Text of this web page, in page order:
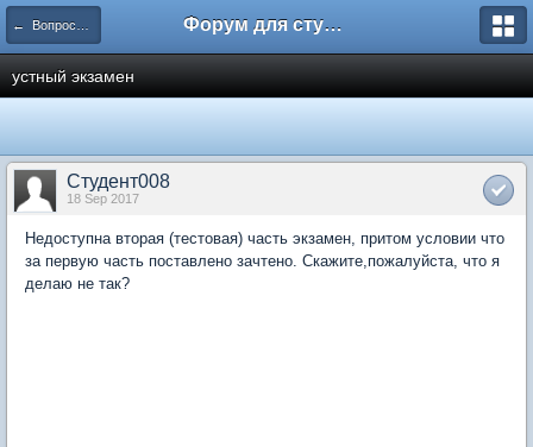
← Вопросы и ответы Форум для студента СГА
устный экзамен
Студент008
18 Sep 2017
Недоступна вторая (тестовая) часть экзамен, притом условии что
за первую часть поставлено зачтено. Скажите,пожалуйста, что я
делаю не так?